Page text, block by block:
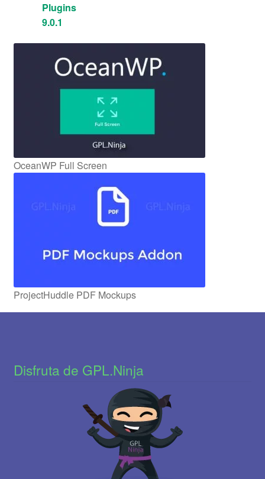
Plugins
9.0.1
OceanWP Full Screen
ProjectHuddle PDF Mockups
Disfruta de GPL.Ninja